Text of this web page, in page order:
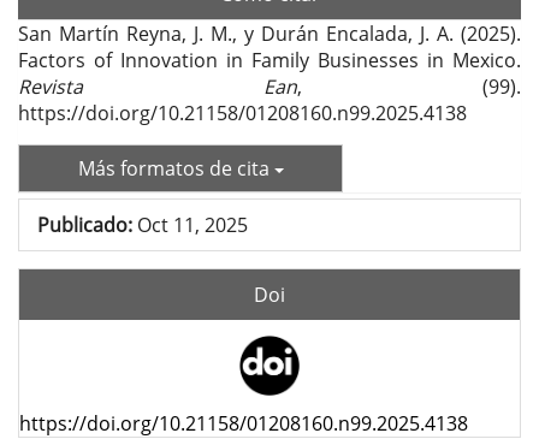
San Martín Reyna, J. M., y Durán Encalada, J. A. (2025).
Factors of Innovation in Family Businesses in Mexico.
Revista Ean, (99).
https://doi.org/10.21158/01208160.n99.2025.4138
Más formatos de cita
Publicado: Oct 11, 2025
Doi
https://doi.org/10.21158/01208160.n99.2025.4138